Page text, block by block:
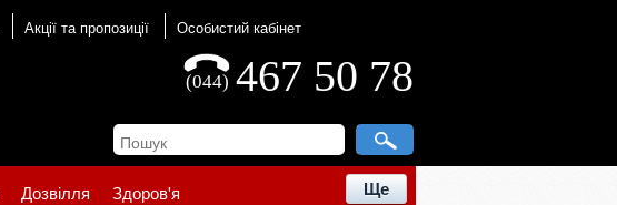
Акції та пропозиції Особистий кабінет
467 50 78
(044)
Дозвілля Здоров'я Ще